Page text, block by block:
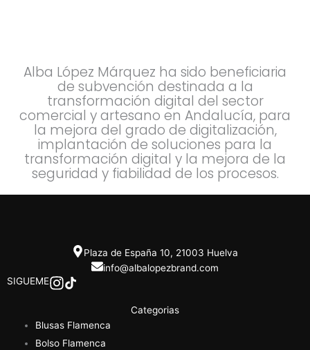
Alba López Márquez ha sido beneficiaria
de subvención destinada a la
transformación digital del sector
comercial y artesano en Andalucía, para
la mejora del grado de digitalización,
implantación de soluciones para la
transformación digital y la mejora de la
seguridad y fiabilidad de los procesos.
Plaza de España 10, 21003 Huelva
info@albalopezbrand.com
SIGUEME
Categorias
Blusas Flamenca
Bolso Flamenca